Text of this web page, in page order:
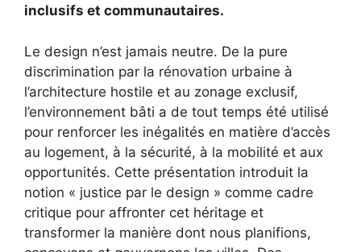
inclusifs et communautaires.
Le design n’est jamais neutre. De la pure
discrimination par la rénovation urbaine à
l’architecture hostile et au zonage exclusif,
l’environnement bâti a de tout temps été utilisé
pour renforcer les inégalités en matière d’accès
au logement, à la sécurité, à la mobilité et aux
opportunités. Cette présentation introduit la
notion « justice par le design » comme cadre
critique pour affronter cet héritage et
transformer la manière dont nous planifions,